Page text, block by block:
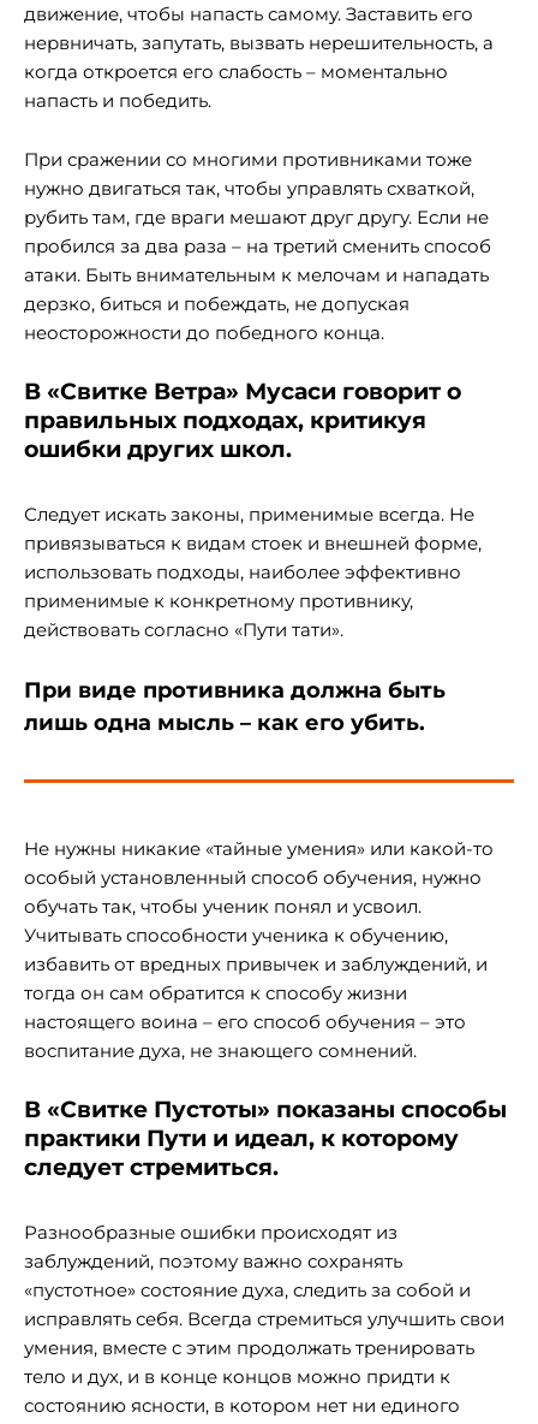
движение, чтобы напасть самому. Заставить его
нервничать, запутать, вызвать нерешительность, а
когда откроется его слабость – моментально
напасть и победить.
При сражении со многими противниками тоже
нужно двигаться так, чтобы управлять схваткой,
рубить там, где враги мешают друг другу. Если не
пробился за два раза – на третий сменить способ
атаки. Быть внимательным к мелочам и нападать
дерзко, биться и побеждать, не допуская
неосторожности до победного конца.
В «Свитке Ветра» Мусаси говорит о
правильных подходах, критикуя
ошибки других школ.
Следует искать законы, применимые всегда. Не
привязываться к видам стоек и внешней форме,
использовать подходы, наиболее эффективно
применимые к конкретному противнику,
действовать согласно «Пути тати».
При виде противника должна быть
лишь одна мысль – как его убить.
Не нужны никакие «тайные умения» или какой-то
особый установленный способ обучения, нужно
обучать так, чтобы ученик понял и усвоил.
Учитывать способности ученика к обучению,
избавить от вредных привычек и заблуждений, и
тогда он сам обратится к способу жизни
настоящего воина – его способ обучения – это
воспитание духа, не знающего сомнений.
В «Свитке Пустоты» показаны способы
практики Пути и идеал, к которому
следует стремиться.
Разнообразные ошибки происходят из
заблуждений, поэтому важно сохранять
«пустотное» состояние духа, следить за собой и
исправлять себя. Всегда стремиться улучшить свои
умения, вместе с этим продолжать тренировать
тело и дух, и в конце концов можно придти к
состоянию ясности, в котором нет ни единого